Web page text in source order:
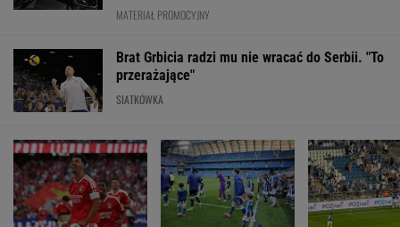
MATERIAŁ PROMOCYJNY
Brat Grbicia radzi mu nie wracać do Serbii. "To
przerażające"
SIATKÓWKA